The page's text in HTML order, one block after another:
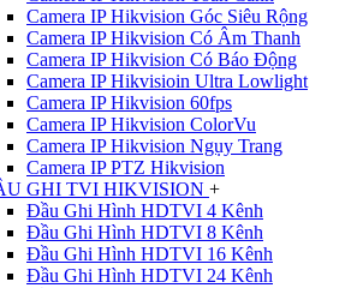
Camera IP Hikvision Góc Siêu Rộng
Camera IP Hikvision Có Âm Thanh
Camera IP Hikvision Có Báo Động
Camera IP Hikvisioin Ultra Lowlight
Camera IP Hikvision 60fps
Camera IP Hikvision ColorVu
Camera IP Hikvision Ngụy Trang
Camera IP PTZ Hikvision
GHI TVI HIKVISION +
Đầu Ghi Hình HDTVI 4 Kênh
Đầu Ghi Hình HDTVI 8 Kênh
Đầu Ghi Hình HDTVI 16 Kênh
Đầu Ghi Hình HDTVI 24 Kênh